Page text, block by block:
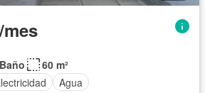
mes
60 m²
Agua